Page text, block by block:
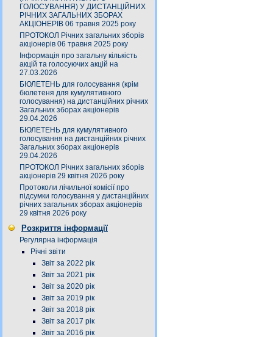
ГОЛОСУВАННЯ) У ДИСТАНЦІЙНИХ
РІЧНИХ ЗАГАЛЬНИХ ЗБОРАХ
АКЦІОНЕРІВ 06 травня 2025 року
ПРОТОКОЛ Річних загальних зборів
акціонерів 06 травня 2025 року
Інформація про загальну кількість
акцій та голосуючих акцій на
27.03.2026
БЮЛЕТЕНЬ для голосування (крім
бюлетеня для кумулятивного
голосування) на дистанційних річних
Загальних зборах акціонерів
29.04.2026
БЮЛЕТЕНЬ для кумулятивного
голосування на дистанційних річних
Загальних зборах акціонерів
29.04.2026
ПРОТОКОЛ Річних загальних зборів
акціонерів 29 квітня 2026 року
Протоколи лічильної комісії про
підсумки голосування у дистанційних
річних загальних зборах акціонерів
29 квітня 2026 року
Розкриття інформації
Регулярна інформація
Річні звіти
Звіт за 2022 рік
Звіт за 2021 рік
Звіт за 2020 рік
Звіт за 2019 рік
Звіт за 2018 рік
Звіт за 2017 рік
Звіт за 2016 рік